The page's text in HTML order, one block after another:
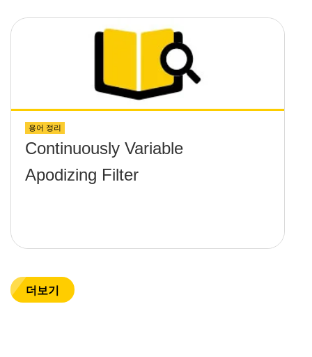
용어 정리
Continuously Variable
Apodizing Filter
더보기